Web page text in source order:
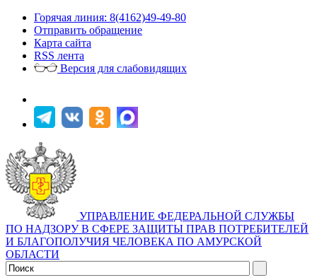
Горячая линия: 8(4162)49-49-80
Отправить обращение
Карта сайта
RSS лента
Версия для слабовидящих
УПРАВЛЕНИЕ ФЕДЕРАЛЬНОЙ СЛУЖБЫ
ПО НАДЗОРУ В СФЕРЕ ЗАЩИТЫ ПРАВ ПОТРЕБИТЕЛЕЙ
И БЛАГОПОЛУЧИЯ ЧЕЛОВЕКА ПО АМУРСКОЙ
ОБЛАСТИ